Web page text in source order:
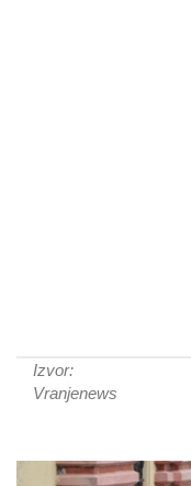
Izvor:
Vranjenews